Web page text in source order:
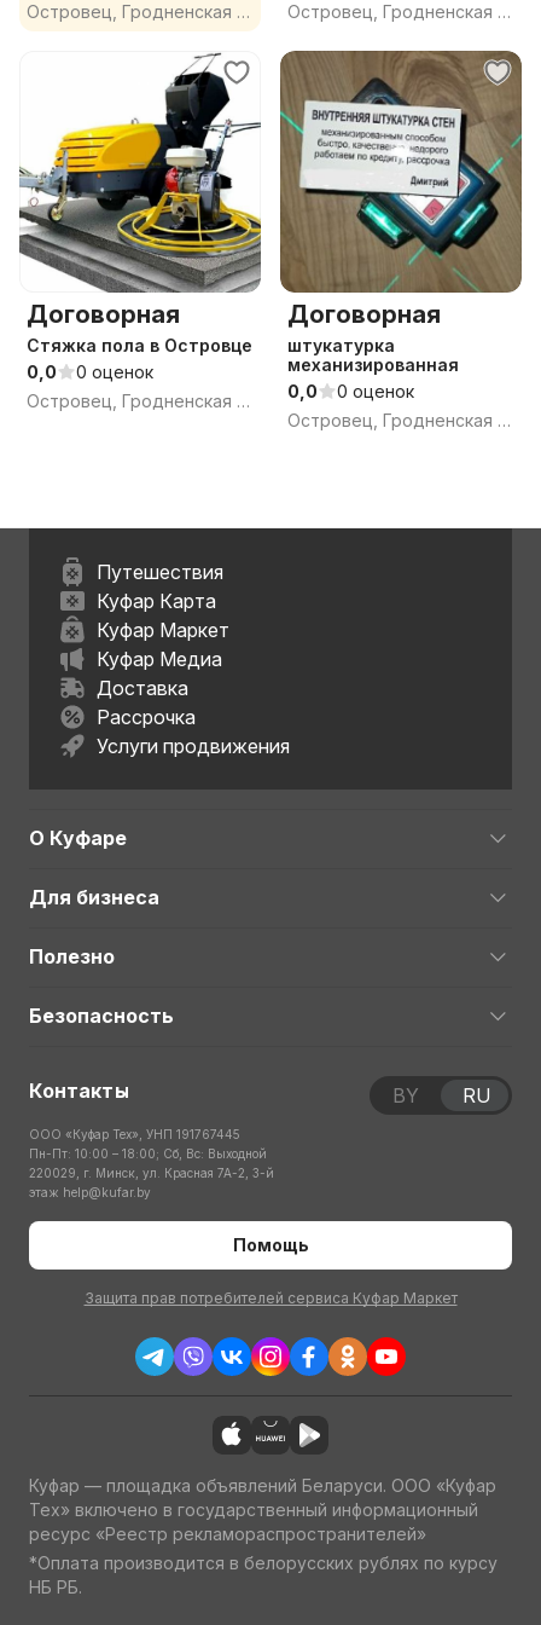
Островец, Гродненская обл.
Островец, Гродненская обл.
Договорная
Стяжка пола в Островце
0,0
0 оценок
Островец, Гродненская обл.
Договорная
штукатурка
механизированная
0,0
0 оценок
Островец, Гродненская обл.
Путешествия
Куфар Карта
Куфар Маркет
Куфар Медиа
Доставка
Рассрочка
Услуги продвижения
О Куфаре
Для бизнеса
Полезно
Безопасность
Контакты
ООО «Куфар Тех», УНП 191767445
Пн-Пт: 10:00 – 18:00; Сб, Вс: Выходной
220029, г. Минск, ул. Красная 7А-2, 3-й
этаж help@kufar.by
Помощь
Защита прав потребителей сервиса Куфар Маркет
BY RU
Куфар — площадка объявлений Беларуси. ООО «Куфар
Тех» включено в государственный информационный
ресурс «Реестр рекламораспространителей»
*Оплата производится в белорусских рублях по курсу
НБ РБ.